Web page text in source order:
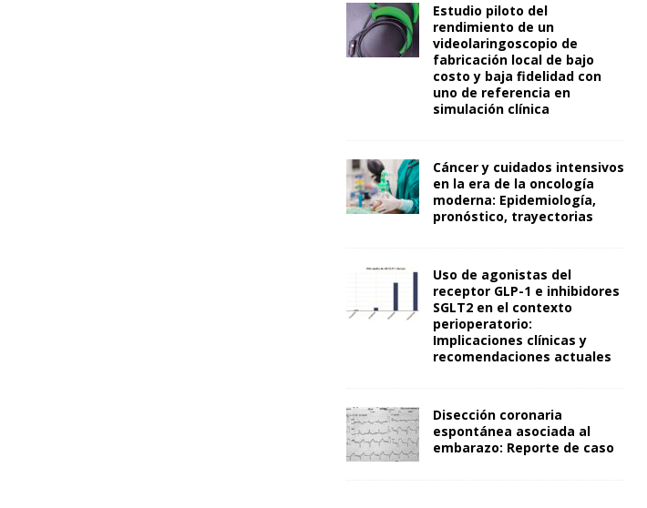
Estudio piloto del
rendimiento de un
videolaringoscopio de
fabricación local de bajo
costo y baja fidelidad con
uno de referencia en
simulación clínica
Cáncer y cuidados intensivos
en la era de la oncología
moderna: Epidemiología,
pronóstico, trayectorias
Uso de agonistas del
receptor GLP-1 e inhibidores
SGLT2 en el contexto
perioperatorio:
Implicaciones clínicas y
recomendaciones actuales
Disección coronaria
espontánea asociada al
embarazo: Reporte de caso